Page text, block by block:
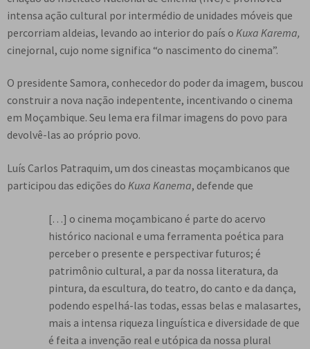
e
n
t
e
intensa ação cultural por intermédio de unidades móveis que
percorriam aldeias, levando ao interior do país o Kuxa Karema,
cinejornal, cujo nome significa “o nascimento do cinema”.
O presidente Samora, conhecedor do poder da imagem, buscou
construir a nova nação indepentente, incentivando o cinema
em Moçambique. Seu lema era filmar imagens do povo para
devolvê-las ao próprio povo.
Luís Carlos Patraquim, um dos cineastas moçambicanos que
participou das edições do Kuxa Kanema, defende que
[…] o cinema moçambicano é parte do acervo
histórico nacional e uma ferramenta poética para
perceber o presente e perspectivar futuros; é
patrimônio cultural, a par da nossa literatura, da
pintura, da escultura, do teatro, do canto e da dança,
podendo espelhá-las todas, essas belas e malasartes,
mais a intensa riqueza linguística e diversidade de que
é feita a invenção real e utópica da nossa plural